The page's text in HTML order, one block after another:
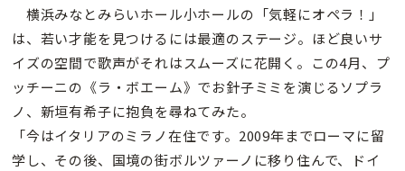
横浜みなとみらいホール小ホールの「気軽にオペラ！」
は、若い才能を見つけるには最適のステージ。ほど良いサ
イズの空間で歌声がそれはスムーズに花開く。この4月、プ
ッチーニの《ラ・ボエーム》でお針子ミミを演じるソプラ
ノ、新垣有希子に抱負を尋ねてみた。
「今はイタリアのミラノ在住です。2009年までローマに留
学し、その後、国境の街ボルツァーノに移り住んで、ドイ